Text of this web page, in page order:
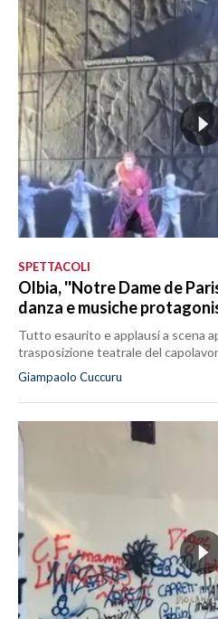
SPETTACOLI
Olbia, ''Notre Dame de
danza e musiche
Tutto esaurito e applausi a scena
trasposizione teatrale del
Giampaolo Cuccuru